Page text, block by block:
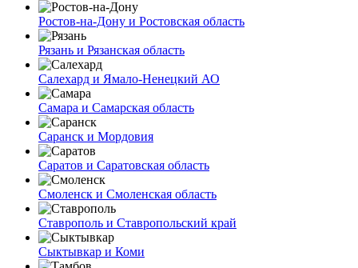
Ростов-на-Дону и Ростовская область
Рязань и Рязанская область
Салехард и Ямало-Ненецкий АО
Самара и Самарская область
Саранск и Мордовия
Саратов и Саратовская область
Смоленск и Смоленская область
Ставрополь и Ставропольский край
Сыктывкар и Коми